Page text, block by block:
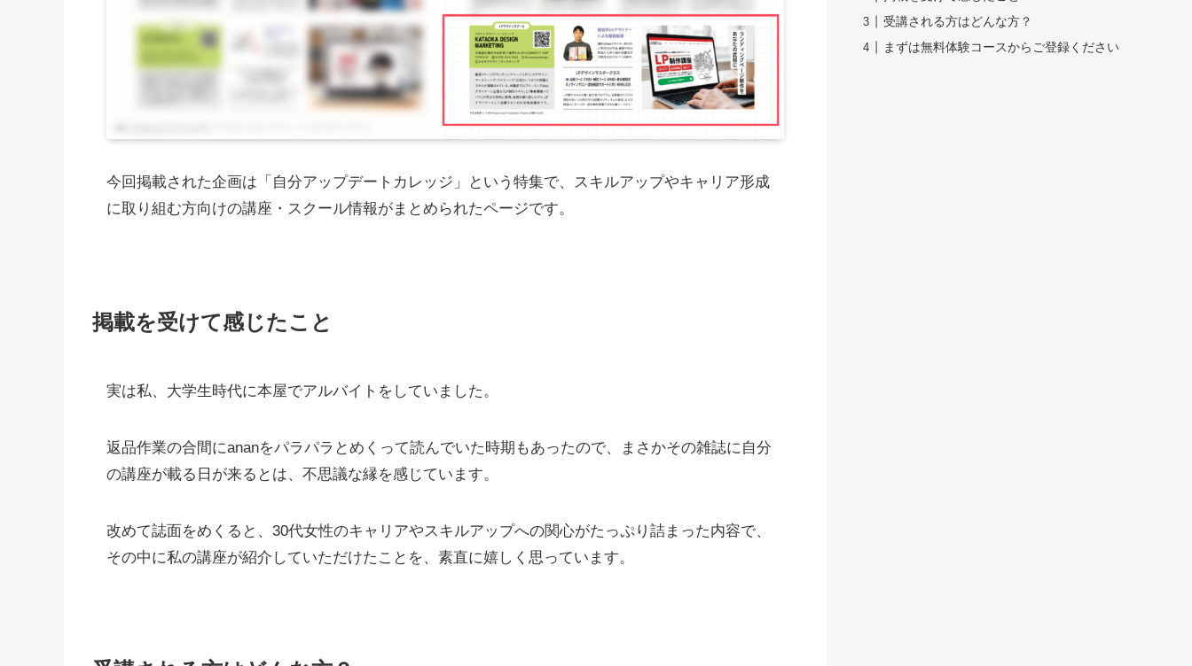
今回掲載された企画は「自分アップデートカレッジ」という特集で、スキルアップやキャリア形成
に取り組む方向けの講座・スクール情報がまとめられたページです。
掲載を受けて感じたこと
実は私、大学生時代に本屋でアルバイトをしていました。
返品作業の合間にananをパラパラとめくって読んでいた時期もあったので、まさかその雑誌に自分
の講座が載る日が来るとは、不思議な縁を感じています。
改めて誌面をめくると、30代女性のキャリアやスキルアップへの関心がたっぷり詰まった内容で、
その中に私の講座が紹介していただけたことを、素直に嬉しく思っています。
受講される方はどんな方？
まずは無料体験コースからご登録ください